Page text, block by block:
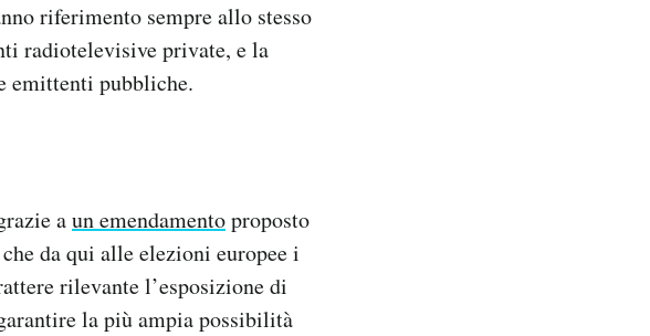
riferimento sempre allo stesso
radiotelevisive private, e la
emittenti pubbliche.
aun emendamentoproposto
da qui alle elezioni europee i
rilevante l’esposizione di
la più ampia possibilità